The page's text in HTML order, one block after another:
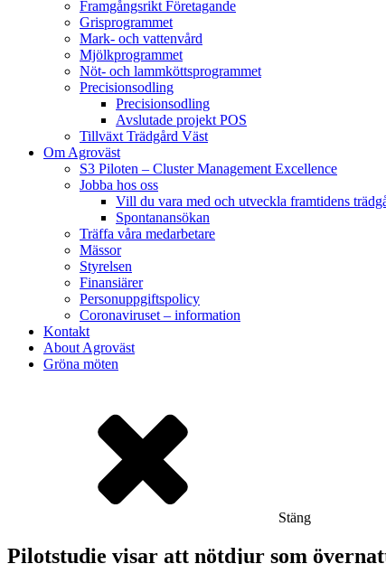
Framgångsrikt Företagande
Grisprogrammet
Mark- och vattenvård
Mjölkprogrammet
Nöt- och lammköttsprogrammet
Precisionsodling
Precisionsodling
Avslutade projekt POS
Tillväxt Trädgård Väst
Om Agroväst
S3 Piloten – Cluster Management Excellence
Jobba hos oss
Vill du vara med och utveckla framtidens
Spontanansökan
Träffa våra medarbetare
Mässor
Styrelsen
Finansiärer
Personuppgiftspolicy
Coronaviruset – information
Kontakt
About Agroväst
Gröna möten
Stäng
Pilotstudie visar att nötdjur som